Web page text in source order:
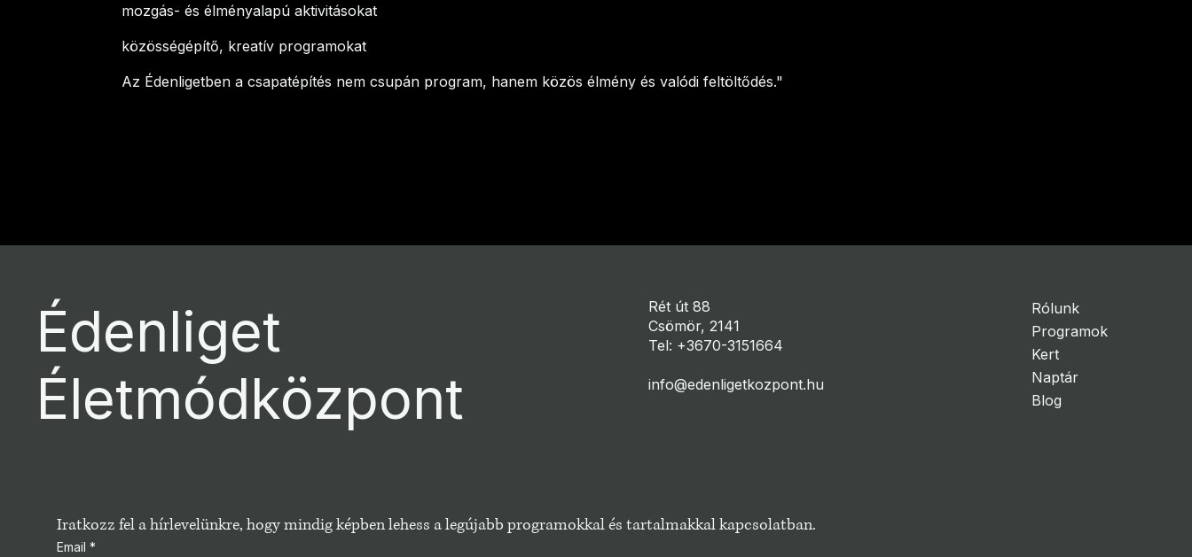
mozgás- és élményalapú aktivitásokat
közösségépítő, kreatív programokat
Az Édenligetben a csapatépítés nem csupán program, hanem közös élmény és valódi feltöltődés."
Édenliget
Életmódközpont
Rét út 88
Csömör, 2141
Tel: +3670-3151664
info@edenligetkozpont.hu
Rólunk
Programok
Kert
Naptár
Blog
Iratkozz fel a hírlevelünkre, hogy mindig képben lehess a legújabb programokkal és tartalmakkal kapcsolatban.
Email *